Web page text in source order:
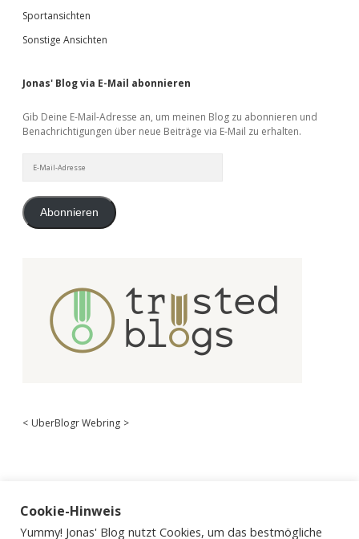
Sportansichten
Sonstige Ansichten
Jonas' Blog via E-Mail abonnieren
Gib Deine E-Mail-Adresse an, um meinen Blog zu abonnieren und
Benachrichtigungen über neue Beiträge via E-Mail zu erhalten.
Mail-
Abonnieren
< UberBlogr Webring >
Cookie-Hinweis
Yummy! Jonas' Blog nutzt Cookies, um das bestmögliche